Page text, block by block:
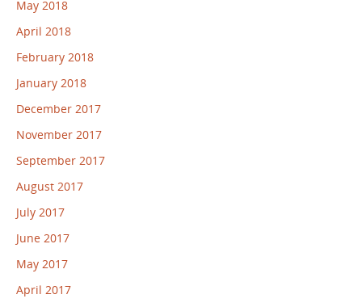
May 2018
April 2018
February 2018
January 2018
December 2017
November 2017
September 2017
August 2017
July 2017
June 2017
May 2017
April 2017